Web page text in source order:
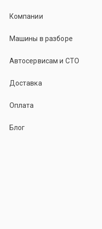
Компании
Машины в разборе
Автосервисам и СТО
Доставка
Оплата
Блог